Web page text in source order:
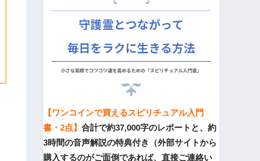
【ワンコインで買えるスピリチュアル入門
書・2点】 合計で約37,000字のレポートと、約
3時間の音声解説の特典付き（外部サイトから
購入するのがご面倒であれば、直接ご連絡い